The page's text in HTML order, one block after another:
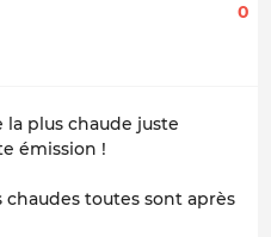
0
la plus chaude juste
émission !
chaudes toutes sont après